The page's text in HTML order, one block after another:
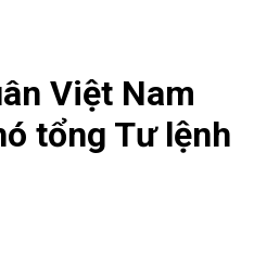
Việt Nam
tổng Tư lệnh